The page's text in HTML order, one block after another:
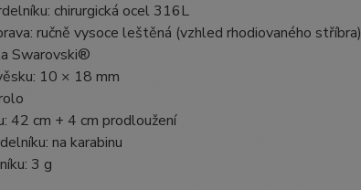
chirurgická ocel 316L
ručně vysoce leštěná (vzhled rhodiovaného stříbra)
Swarovski®
10 × 18 mm
42 cm + 4 cm prodloužení
na karabinu
3 g